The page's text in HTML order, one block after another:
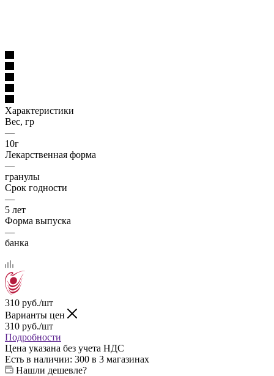
Характеристики
Вес, гр
—
10г
Лекарственная форма
—
гранулы
Срок годности
—
5 лет
Форма выпуска
—
банка
310 руб./шт
Варианты цен
310 руб./шт
Подробности
Цена указана без учета НДС
Есть в наличии: 300 в 3 магазинах
Нашли дешевле?